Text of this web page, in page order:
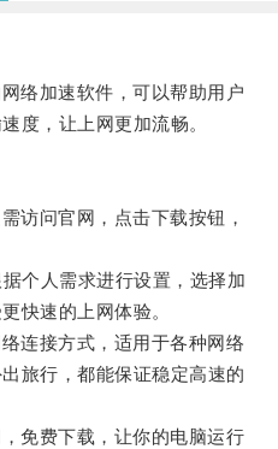
加速软件，可以帮助用户
度，让上网更加流畅。
问官网，点击下载按钮，
人需求进行设置，选择加
快速的上网体验。
接方式，适用于各种网络
旅行，都能保证稳定高速的
费下载，让你的电脑运行